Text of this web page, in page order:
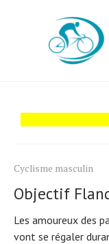
Cyclisme masculin
Objectif
Les amoureux des
vont se régaler
Actualités
Tests de produits
Tendances
Tous nos articles
À propos